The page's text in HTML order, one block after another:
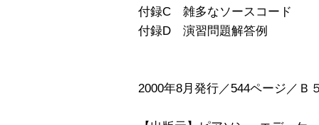
付録C 雑多なソースコード
付録D 演習問題解答例
2000年8月発行／544ページ／Ｂ